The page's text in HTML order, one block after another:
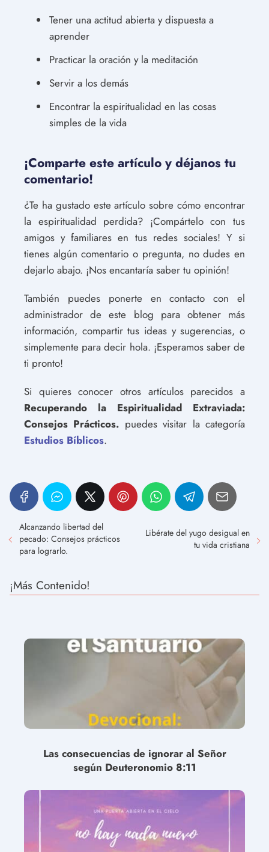
Tener una actitud abierta y dispuesta a
aprender
Practicar la oración y la meditación
Servir a los demás
Encontrar la espiritualidad en las cosas
simples de la vida
¡Comparte este artículo y déjanos tu
comentario!
¿Te ha gustado este artículo sobre cómo encontrar
la espiritualidad perdida? ¡Compártelo con tus
amigos y familiares en tus redes sociales! Y si
tienes algún comentario o pregunta, no dudes en
dejarlo abajo. ¡Nos encantaría saber tu opinión!
También puedes ponerte en contacto con el
administrador de este blog para obtener más
información, compartir tus ideas y sugerencias, o
simplemente para decir hola. ¡Esperamos saber de
ti pronto!
Si quieres conocer otros artículos parecidos a
Recuperando la Espiritualidad Extraviada:
Consejos Prácticos. puedes visitar la categoría
Estudios Bíblicos.
Alcanzando libertad del
pecado: Consejos prácticos
para lograrlo.
Libérate del yugo desigual en
tu vida cristiana
¡Más Contenido!
Las consecuencias de ignorar al Señor
según Deuteronomio 8:11